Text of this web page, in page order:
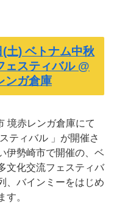
土) ベトナム中秋
ェスティバル @
ンガ倉庫
境赤レンガ倉庫にて
ティバル 」が開催さ
伊勢崎市で開催の、ベ
文化交流フェスティバ
、バインミーをはじめ
す。